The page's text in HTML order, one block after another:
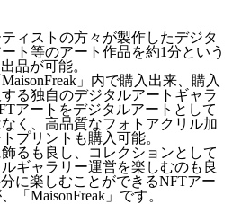
ィストの方々が製作したデジタ
ト等のアート作品を約1分という
品が可能。
」内で購入出来、購入
る独自のデジタルアートギャラ
アートをデジタルアートとして
く、高品質なフォトアクリル加
プリントも購入可能。
るも良し、コレクションとして
ギャラリー運営を楽しむのも良
に楽しむことができるNFTアー
「MaisonFreak」です。